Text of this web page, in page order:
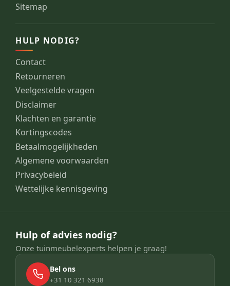
Sitemap
HULP NODIG?
Contact
Retourneren
Veelgestelde vragen
Disclaimer
Klachten en garantie
Kortingscodes
Betaalmogelijkheden
Algemene voorwaarden
Privacybeleid
Wettelijke kennisgeving
Hulp of advies nodig?
Onze tuinmeubelexperts helpen je graag!
Bel ons
+31 10 321 6938